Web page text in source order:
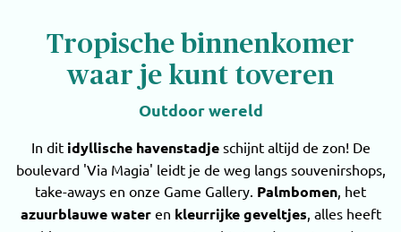
Tropische binnenkomer
waar je kunt toveren
Outdoor wereld
In dit idyllische havenstadjeschijnt altijd de zon! De
boulevard 'Via Magia' leidt je de weg langs souvenirshops,
take-aways en onze Game Gallery. Palmbomen, het
azuurblauwe wateren kleurrijke geveltjes, alles heeft